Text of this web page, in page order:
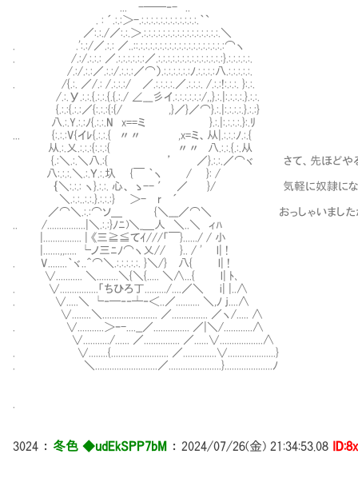
... -──‐- ..
. : ´.:.:＞-.:.:.:.:.:.:.:.:.:.:.:.:.｀`
／:.:./／:.:.＞.:.:.:.:.:.:.:.:.:.:.:.:.:.:.:.:.＼
. .':.:/／.:.: ／..::.:.:.:.:.:.:.:.:.:.:.:.:.:.:.:.:.:.:⌒ヽ
. /.:/.:.:.: ／.:.:.:.:.:.:／.:.:.:.:.:.:.:.:.:.:.:.:.:.:}.:.:.:.:.:.
/.:/.:.:／.:.:/.:.:.:／⌒）.:.:.:.:.:.:ﾉ.:.:.:.:八.:.:.:.:.:.
. /{.:. ／/.: /.:.:.:/ ／.:.:.:.:.／.:.:.:. /.:.:!:.:.:. }:.:.
/.:.У.:.:.{.:.:.{.{.:./ ∠___彡イ.:.:.:.:.:.:/,,}.:.|:.:.:.:.}.:.:.
{.:.:{.:.:／{:.:.:{:{/ ,}／}／⌒}.:.|:.:.:.:.}.:.:}
八.:.Y.:.:ﾉ{.:.:.N x==ミ }.:.|:.:.:.:.}:.ﾘ
... {:.:.:V{イﾚ{.:.:.{ 〃〃 ,x=ミ、从|.:.:.:ﾉ.:.{
从.:.乂.:.:.:{:.:.:{ 〃〃 八.:.:.{.:.从
{.:＼.:.＼八.:{ ’ ／}.:.:.／⌒ヾ さて、先ほどやる
八:.:.:.＼.:.Ｙ.:.圦 {￣ ｀ヽ / }: /
｛＼:.:.: ヽ}.:.:. 心、 ゝ-- ′ ／ }/ 気軽に奴隷になって
＼.:.:..:.:.}.:.:.:} ＞- r ´
／⌒＼.:.:⌒ソ＿ {＼___／⌒＼ おっしゃいました
.. /................|＼.:.:}ﾉﾆ)＼_＿人 ＼..＼ ィﾊ
|................ | 《三≧≦てｲ///「￣}....../ / 小
|.......,,..... └ノ三ﾆﾉ⌒ヽ乂// }.. / ' l| !
. V........｀ヾ..＾⌒＼.:.:.:.:.:. }＼/} 八{ l| !
∨........... ＼.........＼{＼{..... ＼∧...{ l| ﾄ､
. ∨................「ちひろ丁........./....／＼ i| |..∧
. ∨.....＼ └‐─‐‐┴‐＜..／.......... ＼,ﾉ ｊ....∧
∨........＼....................... ／............... ／ヽ/..... ∧
. ∨...........＞ｰ-....__／............... ／|＼/............∧
∨.........../...... ／............... ／......∨..................∧
. ∨........{........................ ／..............∨....................}
. ＼..........................／......................}....................ﾉ
3024 ： 冬色 ◆udEkSPP7bM ： 2024/07/26(金) 21:34:53.08